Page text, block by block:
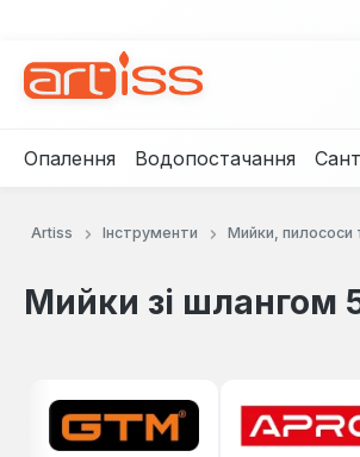
Опалення Водопостачання
Artiss Інструменти Мийки, пилососи
Мийки зі шлангом